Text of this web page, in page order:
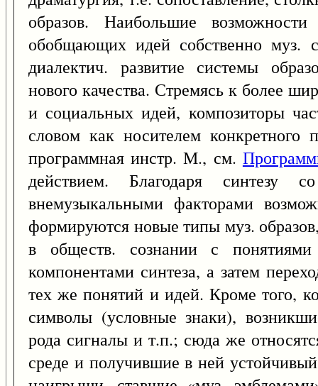
образов. Наибольшие
обобщающих идей собственно муз.
диалектич. развитие системы
нового качества. Стремясь к более
и социальных идей, композиторы
словом как носителем конкретного
программная инстр. М., см.
действием. Благодаря
внемузыкальными факторами
формируются новые типы муз.
в обществ. сознании с
компонентами синтеза, а затем
тех же понятий и идей. Кроме того,
символы (условные знаки),
рода сигналы и т.п.; сюда же
среде и получившие в ней